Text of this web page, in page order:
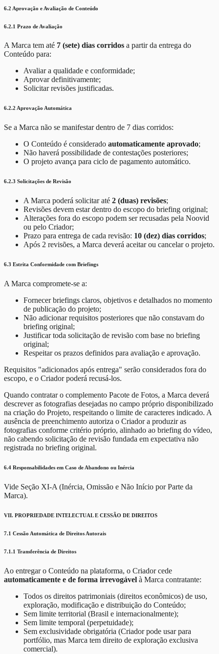
6.2 Aprovação e Avaliação de Conteúdo
6.2.1 Prazo de Avaliação
A Marca tem até 7 (sete) dias corridos a partir da entrega do
Conteúdo para:
Avaliar a qualidade e conformidade;
Aprovar definitivamente;
Solicitar revisões justificadas.
6.2.2 Aprovação Automática
Se a Marca não se manifestar dentro de 7 dias corridos:
O Conteúdo é considerado automaticamente aprovado;
Não haverá possibilidade de contestações posteriores;
O projeto avança para ciclo de pagamento automático.
6.2.3 Solicitações de Revisão
A Marca poderá solicitar até 2 (duas) revisões;
Revisões devem estar dentro do escopo do briefing original;
Alterações fora do escopo podem ser recusadas pela Noovid
ou pelo Criador;
Prazo para entrega de cada revisão: 10 (dez) dias corridos;
Após 2 revisões, a Marca deverá aceitar ou cancelar o projeto.
6.3 Estrita Conformidade com Briefings
A Marca compromete-se a:
Fornecer briefings claros, objetivos e detalhados no momento
de publicação do projeto;
Não adicionar requisitos posteriores que não constavam do
briefing original;
Justificar toda solicitação de revisão com base no briefing
original;
Respeitar os prazos definidos para avaliação e aprovação.
Requisitos "adicionados após entrega" serão considerados fora do
escopo, e o Criador poderá recusá-los.
Quando contratar o complemento Pacote de Fotos, a Marca deverá
descrever as fotografias desejadas no campo próprio disponibilizado
na criação do Projeto, respeitando o limite de caracteres indicado. A
ausência de preenchimento autoriza o Criador a produzir as
fotografias conforme critério próprio, alinhado ao briefing do vídeo,
não cabendo solicitação de revisão fundada em expectativa não
registrada no briefing original.
6.4 Responsabilidades em Caso de Abandono ou Inércia
Vide Seção XI-A (Inércia, Omissão e Não Início por Parte da
Marca).
VII. PROPRIEDADE INTELECTUAL E CESSÃO DE DIREITOS
7.1 Cessão Automática de Direitos Autorais
7.1.1 Transferência de Direitos
Ao entregar o Conteúdo na plataforma, o Criador cede
automaticamente e de forma irrevogável à Marca contratante:
Todos os direitos patrimoniais (direitos econômicos) de uso,
exploração, modificação e distribuição do Conteúdo;
Sem limite territorial (Brasil e internacionalmente);
Sem limite temporal (perpetuidade);
Sem exclusividade obrigatória (Criador pode usar para
portfólio, mas Marca tem direito de exploração exclusiva
comercial).